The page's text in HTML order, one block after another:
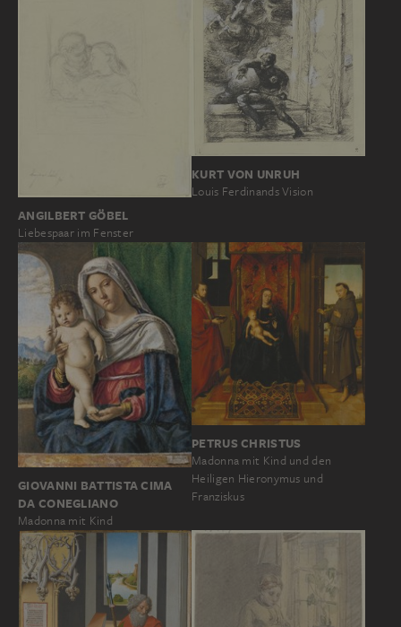
ANGILBERT GÖBEL
Liebespaar im Fenster
KURT VON UNRUH
Louis Ferdinands Vision
GIOVANNI BATTISTA CIMA
DA CONEGLIANO
Madonna mit Kind
PETRUS CHRISTUS
Madonna mit Kind und den
Heiligen Hieronymus und
Franziskus